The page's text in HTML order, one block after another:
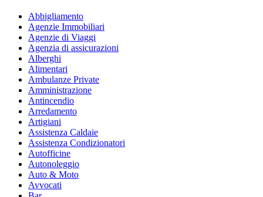
Abbigliamento
Agenzie Immobiliari
Agenzie di Viaggi
Agenzia di assicurazioni
Alberghi
Alimentari
Ambulanze Private
Amministrazione
Antincendio
Arredamento
Artigiani
Assistenza Caldaie
Assistenza Condizionatori
Autofficine
Autonoleggio
Auto & Moto
Avvocati